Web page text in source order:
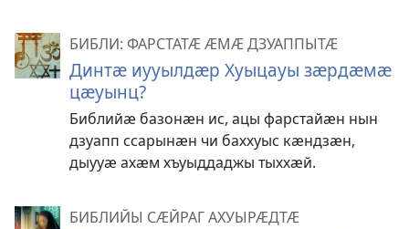
БИБЛИ: ФАРСТАТӔ ӔМӔ ДЗУАППЫТӔ
Динтӕ иууылдӕр Хуыцауы зӕрдӕмӕ
цӕуынц?
Библийӕ базонӕн ис, ацы фарстайӕн нын
дзуапп ссарынӕн чи баххуыс кӕндзӕн,
дыууӕ ахӕм хъуыддаджы тыххӕй.
БИБЛИЙЫ СӔЙРАГ АХУЫРӔДТӔ